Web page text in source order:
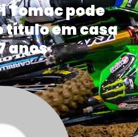
Tomac pode
título em casa
anos